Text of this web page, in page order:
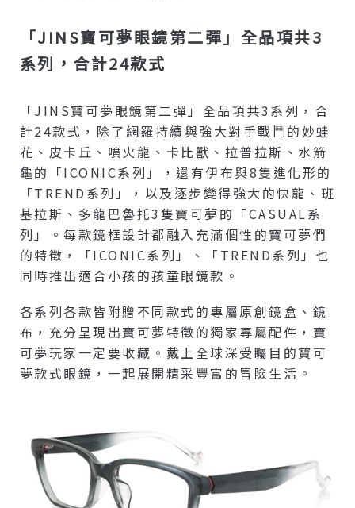
「JINS寶可夢眼鏡第二彈」全品項共3
系列，合計24款式
「JINS寶可夢眼鏡第二彈」全品項共3系列，合
計24款式，除了網羅持續與強大對手戰鬥的妙蛙
花、皮卡丘、噴火龍、卡比獸、拉普拉斯、水箭
龜的「ICONIC系列」，還有伊布與8隻進化形的
「TREND系列」，以及逐步變得強大的快龍、班
基拉斯、多龍巴魯托3隻寶可夢的「CASUAL系
列」。每款鏡框設計都融入充滿個性的寶可夢們
的特徵，「ICONIC系列」、「TREND系列」也
同時推出適合小孩的孩童眼鏡款。
各系列各款皆附贈不同款式的專屬原創鏡盒、鏡
布，充分呈現出寶可夢特徵的獨家專屬配件，寶
可夢玩家一定要收藏。戴上全球深受矚目的寶可
夢款式眼鏡，一起展開精采豐富的冒險生活。